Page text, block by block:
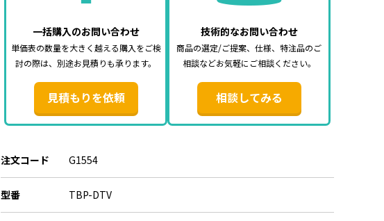
一括購入のお問い合わせ
単価表の数量を大きく越える購入をご検
討の際は、別途お見積りも承ります。
見積もりを依頼
技術的なお問い合わせ
商品の選定/ご提案、仕様、特注品のご
相談などお気軽にご相談ください。
相談してみる
注文コード G1554
型番 TBP-DTV